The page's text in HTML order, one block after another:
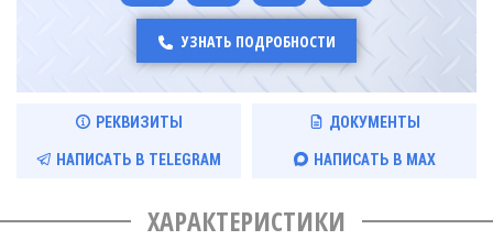
УЗНАТЬ ПОДРОБНОСТИ
РЕКВИЗИТЫ ДОКУМЕНТЫ
НАПИСАТЬ В TELEGRAM НАПИСАТЬ В MAX
ХАРАКТЕРИСТИКИ